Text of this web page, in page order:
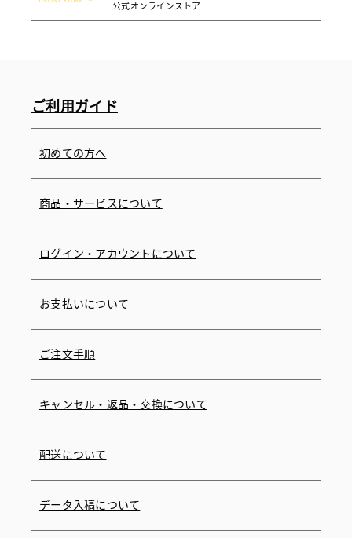
公式オンラインストア
ご利用ガイド
初めての方へ
商品・サービスについて
ログイン・アカウントについて
お支払いについて
ご注文手順
キャンセル・返品・交換について
配送について
データ入稿について